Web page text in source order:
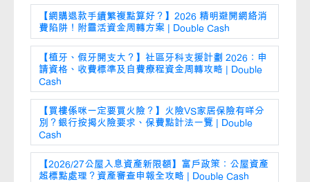
【網購退款手續繁複點算好？】2026 精明避開網絡消
費陷阱！附靈活資金周轉方案 | Double Cash
【植牙、假牙開支大？】社區牙科支援計劃 2026：申
請資格、收費標準及自費療程資金周轉攻略 | Double
Cash
【買樓係咪一定要買火險？】火險VS家居保險有咩分
別？銀行按揭火險要求、保費點計法一覽 | Double
Cash
【2026/27公屋入息資產新限額】富戶政策：公屋資產
超標點處理？資產審查申報全攻略 | Double Cash